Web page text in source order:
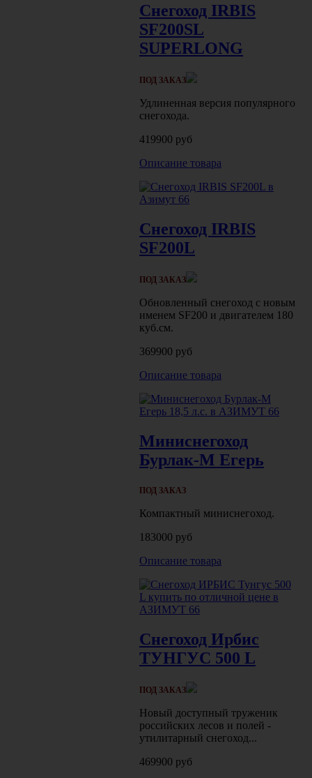
Снегоход IRBIS
SF200SL
SUPERLONG
ПОД ЗАКАЗ
Удлиненная версия популярного
снегохода.
419900 руб
Описание товара
Снегоход IRBIS
SF200L
ПОД ЗАКАЗ
Обновленный снегоход с новым
именем SF200 и двигателем 180
куб.см.
369900 руб
Описание товара
Миниснегоход
Бурлак-М Егерь
ПОД ЗАКАЗ
Компактный миниснегоход.
183000 руб
Описание товара
Снегоход Ирбис
ТУНГУС 500 L
ПОД ЗАКАЗ
Новый доступный труженик
российских лесов и полей -
утилитарный снегоход...
469900 руб